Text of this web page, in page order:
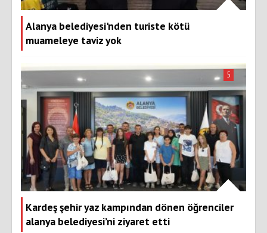
Alanya belediyesi'nden turiste kötü
muameleye taviz yok
Kardeş şehir yaz kampından dönen öğrenciler
alanya belediyesi’ni ziyaret etti
5